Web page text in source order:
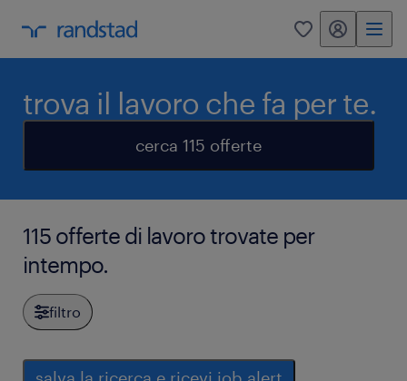
0 my randstad
trova il lavoro che fa per te.
cerca 115 offerte
115 offerte di lavoro trovate per
intempo.
filtro